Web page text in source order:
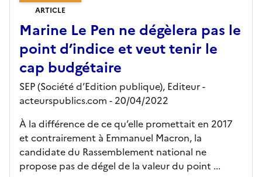
ARTICLE
Marine Le Pen ne dégèlera pas le
point d’indice et veut tenir le
cap budgétaire
SEP (Société d’Edition publique), Editeur-
acteurspublics.com - 20/04/2022
À la différence de ce qu’elle promettait en 2017
et contrairement à Emmanuel Macron, la
candidate du Rassemblement national ne
propose pas de dégel de la valeur du point ...